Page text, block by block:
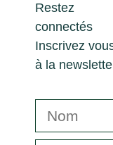
Restez
connectés
Inscrivez
à la